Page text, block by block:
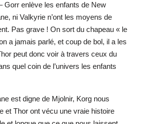
Gorr enlève les enfants de New
ni Valkyrie n’ont les moyens de
Pas grave ! On sort du chapeau « le
a jamais parlé, et coup de bol, il a les
peut donc voir à travers ceux du
quel coin de l’univers les enfants
est digne de Mjolnir, Korg nous
et Thor ont vécu une vraie histoire